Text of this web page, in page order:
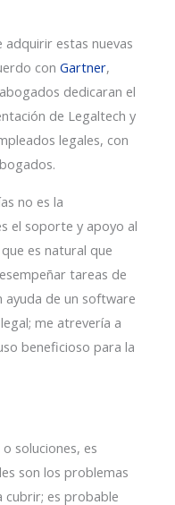
estas nuevas
con Gartner,
dedicaran el
de Legaltech y
legales, con
no es la
el soporte y apoyo al
es natural que
tareas de
ayuda de un software
me atrevería a
beneficioso para la
soluciones, es
son los problemas
cubrir; es probable